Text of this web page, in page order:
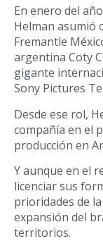
En enero del
Helman asumió
Fremantle
argentina Coty
gigante
Sony Pictures
Desde ese rol,
compañía en el
producción en
Y aunque en el
licenciar sus
prioridades de
expansión del
territorios.